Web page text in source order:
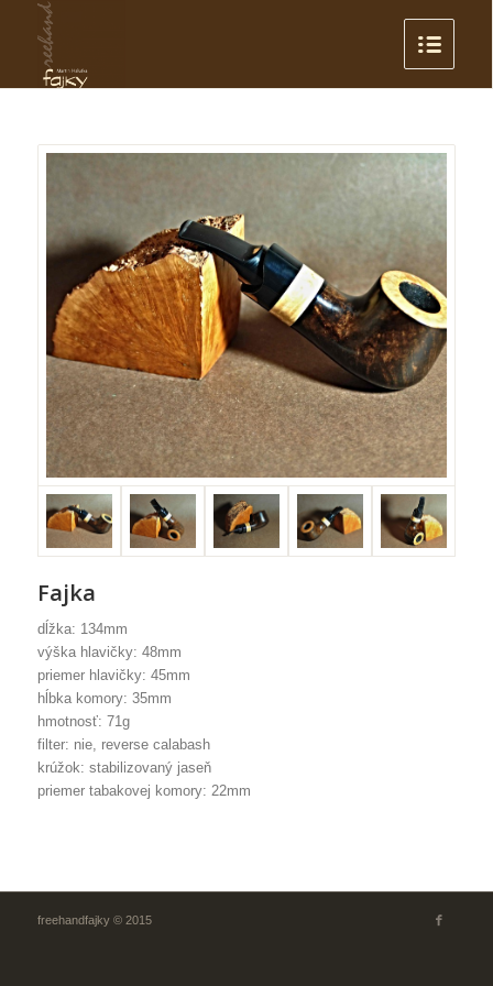
Fajka
dĺžka: 134mm
výška hlavičky: 48mm
priemer hlavičky: 45mm
hĺbka komory: 35mm
hmotnosť: 71g
filter: nie, reverse calabash
krúžok: stabilizovaný jaseň
priemer tabakovej komory: 22mm
freehandfajky © 2015